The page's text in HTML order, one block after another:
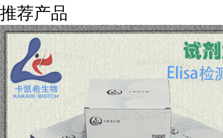
推荐产品